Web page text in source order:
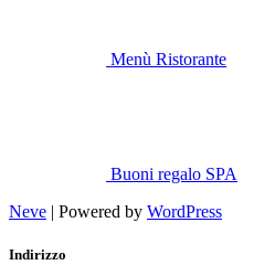
Menù Ristorante
Buoni regalo SPA
Neve | Powered by WordPress
Indirizzo